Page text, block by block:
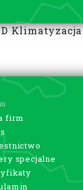
firm
specjalne